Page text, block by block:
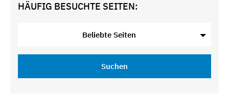
HÄUFIG BESUCHTE SEITEN:
Beliebte Seiten
Suchen